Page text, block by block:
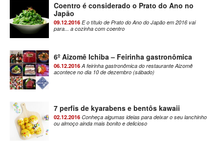
Coentro é considerado o Prato do Ano no
Japão
09.12.2016 E o título de Prato do Ano do Japão em 2016 vai
para... a cozinha com coentro
6º Aizomê Ichiba – Feirinha gastronômica
06.12.2016A feirinha gastronômica do restaurante Aizomê
acontece no dia 10 de dezembro (sábado)
7 perfis de kyarabens e bentôs kawaii
02.12.2016 Conheça algumas ideias para deixar o seu lanchinho
ou almoço ainda mais bonito e delicioso